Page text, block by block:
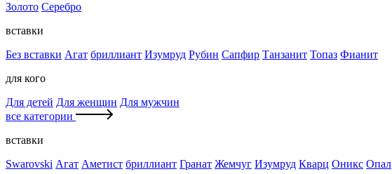
Золото Серебро
вставки
Без вставки Агат бриллиант Изумруд Рубин Сапфир Танзанит Топаз Фианит
для кого
Для детей Для женщин Для мужчин
все категории
вставки
Swarovski Агат Аметист бриллиант Гранат Жемчуг Изумруд Кварц Оникс Опал